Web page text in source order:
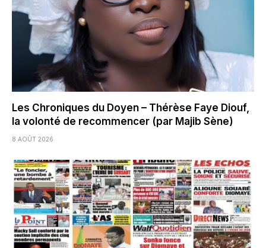
Les Chroniques du Doyen – Thérèse Faye Diouf,
la volonté de recommencer (par Majib Sène)
8 AOÛT 2026